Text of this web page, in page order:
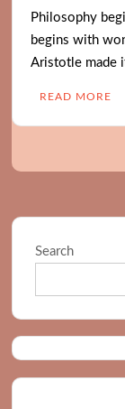
Philosophy
begins with
Aristotle made
READ MORE
Search